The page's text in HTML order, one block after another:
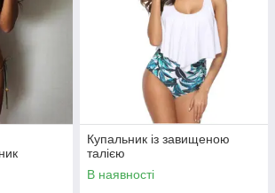
Купальник із завищеною
талією
В наявності